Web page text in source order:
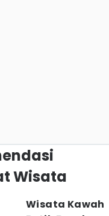
Wisata
Wisata Kawah